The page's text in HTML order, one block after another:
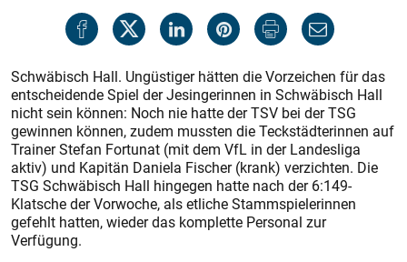
Schwäbisch Hall. Ungüstiger hätten die Vorzeichen für das
entscheidende Spiel der Jesingerinnen in Schwäbisch Hall
nicht sein können: Noch nie hatte der TSV bei der TSG
gewinnen können, zudem mussten die Teckstädterinnen auf
Trainer Stefan Fortunat (mit dem VfL in der Landesliga
aktiv) und Kapitän Daniela Fischer (krank) verzichten. Die
TSG Schwäbisch Hall hingegen hatte nach der 6:149-
Klatsche der Vorwoche, als etliche Stammspielerinnen
gefehlt hatten, wieder das komplette Personal zur
Verfügung.